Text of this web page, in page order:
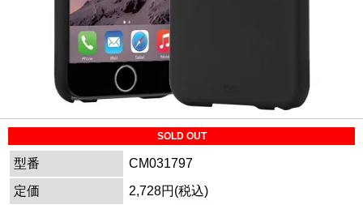
SOLD OUT
型番
CM031797
定価
2,728円(税込)